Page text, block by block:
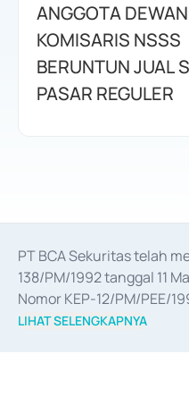
ANGGOTA DEWAN
KOMISARIS NSSS
BERUNTUN JUAL
PASAR REGULER
PT BCA Sekuritas telah
138/PM/1992 tanggal 11
Nomor KEP-12/PM/PEE/
merger, akuisisi, divestasi,
LIHAT SELENGKAPNYA